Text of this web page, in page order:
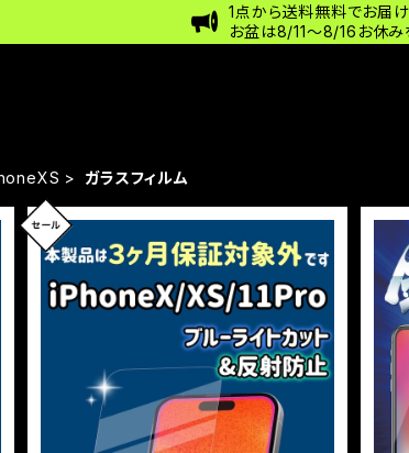
1点から送料無料でお届
お盆は8/11〜8/16お休み
ガラスフィルム